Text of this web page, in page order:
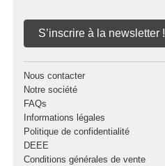
S’inscrire à la newsletter !
Nous contacter
Notre société
FAQs
Informations légales
Politique de confidentialité
DEEE
Conditions générales de vente